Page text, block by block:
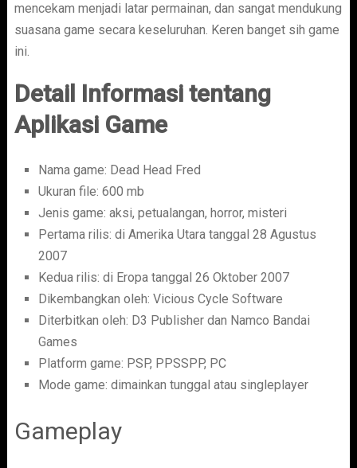
mencekam menjadi latar permainan, dan sangat mendukung
suasana game secara keseluruhan. Keren banget sih game
ini.
Detail Informasi tentang
Aplikasi Game
Nama game: Dead Head Fred
Ukuran file: 600 mb
Jenis game: aksi, petualangan, horror, misteri
Pertama rilis: di Amerika Utara tanggal 28 Agustus
2007
Kedua rilis: di Eropa tanggal 26 Oktober 2007
Dikembangkan oleh: Vicious Cycle Software
Diterbitkan oleh: D3 Publisher dan Namco Bandai
Games
Platform game: PSP, PPSSPP, PC
Mode game: dimainkan tunggal atau singleplayer
Gameplay